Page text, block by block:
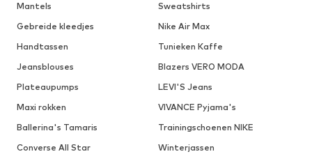
Mantels
Sweatshirts
Gebreide kleedjes
Nike Air Max
Handtassen
Tunieken Kaffe
Jeansblouses
Blazers VERO MODA
Plateaupumps
LEVI'S Jeans
Maxi rokken
VIVANCE Pyjama's
Ballerina's Tamaris
Trainingschoenen NIKE
Converse All Star
Winterjassen